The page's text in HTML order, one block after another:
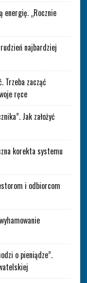
energię. „Rocznie
najbardziej
Trzeba zacząć
ręce
Jak założyć
korekta systemu
i odbiorcom
o pieniądze”.